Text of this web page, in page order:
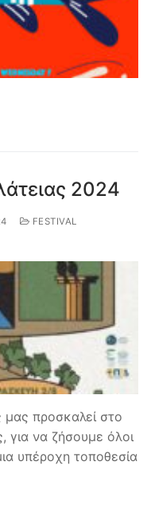
2024
FESTIVAL
προσκαλεί στο
για να ζήσουμε όλοι
υπέροχη τοποθεσία